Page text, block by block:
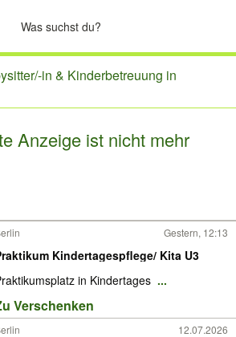
in & Kinderbetreuung in
Anzeige ist nicht mehr
Gestern, 12:13
Kindertagespflege/ Kita U3
in Kindertages ...
Verschenken
12.07.2026